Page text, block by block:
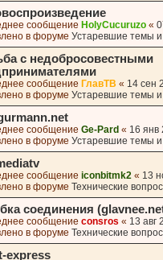
сообщение HolyCucuruzo «
в форуме Устаревшие темы
с недобросовестными
сообщение ГлавТВ « 14 сен
в форуме Устаревшие темы
сообщение Ge-Pard « 16 янв
в форуме Устаревшие темы
сообщение iconbitmk2 « 13
в форуме Технические
соединения
сообщение consros « 13 авг
в форуме Технические
express